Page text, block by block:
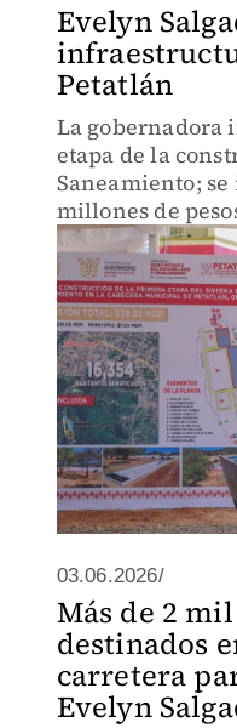
Evelyn
Petatlán
La gobernadora
etapa de la
Saneamiento;
millones de
03.06.2026/
Más de 2
destinados
carretera
Evelyn